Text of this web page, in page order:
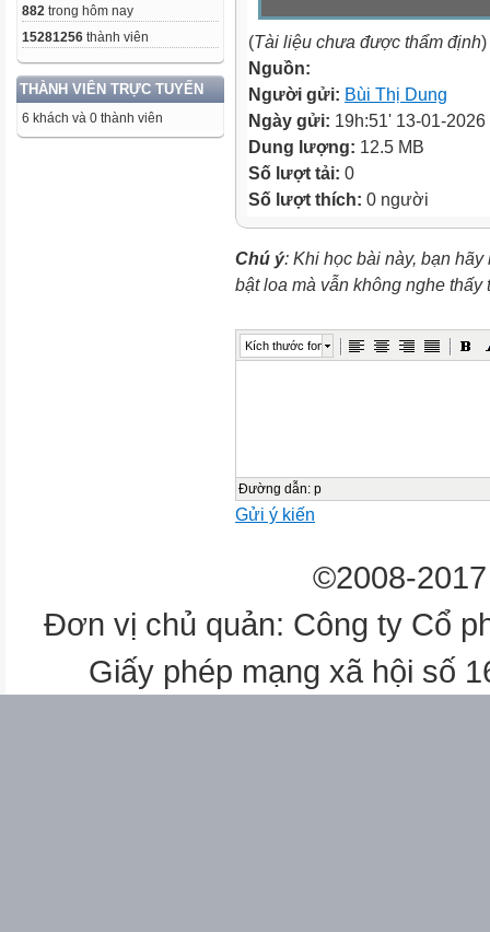
882 trong hôm nay
15281256 thành viên
THÀNH VIÊN TRỰC TUYẾN
6 khách và 0 thành viên
(Tài liệu chưa được thẩm định)
Nguồn:
Người gửi: Bùi Thị Dung
Ngày gửi: 19h:51' 13-01-2026
Dung lượng: 12.5 MB
Số lượt tải: 0
Số lượt thích: 0 người
Chú ý: Khi học bài này, bạn
bật loa mà vẫn không nghe
Kích thước font
Đường dẫn: p
Gửi ý kiến
©2008-
Đơn vị chủ quản: Công ty Cổ
Giấy phép mạng xã hội số